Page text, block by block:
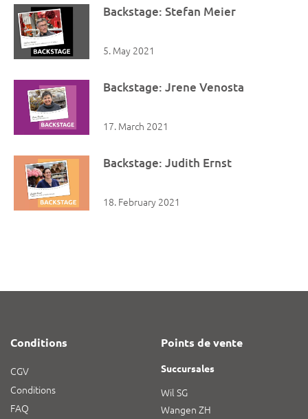
Backstage: Stefan Meier
5. May 2021
Backstage: Jrene Venosta
17. March 2021
Backstage: Judith Ernst
18. February 2021
Conditions
CGV
Conditions
FAQ
Points de vente
Succursales
Wil SG
Wangen ZH